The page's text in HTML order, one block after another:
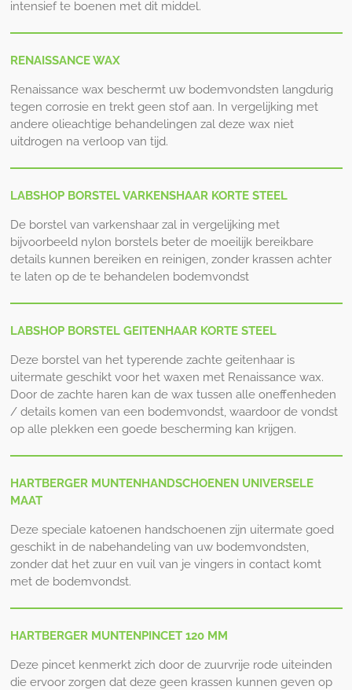
intensief te boenen met dit middel.
RENAISSANCE WAX
Renaissance wax beschermt uw bodemvondsten langdurig
tegen corrosie en trekt geen stof aan. In vergelijking met
andere olieachtige behandelingen zal deze wax niet
uitdrogen na verloop van tijd.
LABSHOP BORSTEL VARKENSHAAR KORTE STEEL
De borstel van varkenshaar zal in vergelijking met
bijvoorbeeld nylon borstels beter de moeilijk bereikbare
details kunnen bereiken en reinigen, zonder krassen achter
te laten op de te behandelen bodemvondst
LABSHOP BORSTEL GEITENHAAR KORTE STEEL
Deze borstel van het typerende zachte geitenhaar is
uitermate geschikt voor het waxen met Renaissance wax.
Door de zachte haren kan de wax tussen alle oneffenheden
/ details komen van een bodemvondst, waardoor de vondst
op alle plekken een goede bescherming kan krijgen.
HARTBERGER MUNTENHANDSCHOENEN UNIVERSELE
MAAT
Deze speciale katoenen handschoenen zijn uitermate goed
geschikt in de nabehandeling van uw bodemvondsten,
zonder dat het zuur en vuil van je vingers in contact komt
met de bodemvondst.
HARTBERGER MUNTENPINCET 120 MM
Deze pincet kenmerkt zich door de zuurvrije rode uiteinden
die ervoor zorgen dat deze geen krassen kunnen geven op